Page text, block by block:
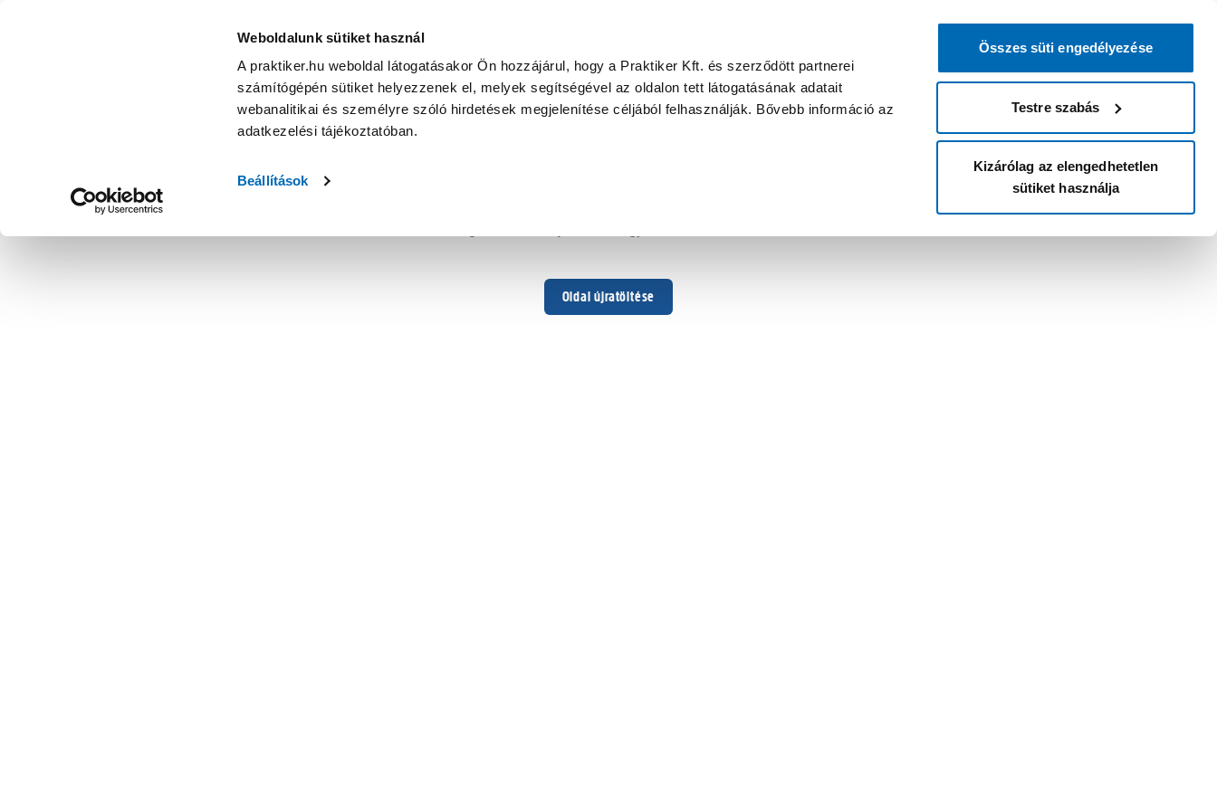
Weboldalunk sütiket használ
A praktiker.hu weboldal látogatásakor Ön hozzájárul, hogy a Praktiker Kft. és szerződött partnerei
számítógépén sütiket helyezzenek el, melyek segítségével az oldalon tett látogatásának adatait
webanalitikai és személyre szóló hirdetések megjelenítése céljából felhasználják. Bővebb információ az
adatkezelési tájékoztatóban.
Beállítások
Összes süti engedélyezése
Testre szabás
Kizárólag az elengedhetetlen
sütiket használja
Oldal újratöltése